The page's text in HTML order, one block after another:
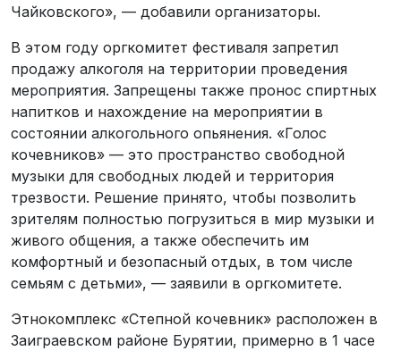
Чайковского», — добавили организаторы.
В этом году оргкомитет фестиваля запретил
продажу алкоголя на территории проведения
мероприятия. Запрещены также пронос спиртных
напитков и нахождение на мероприятии в
состоянии алкогольного опьянения. «Голос
кочевников» — это пространство свободной
музыки для свободных людей и территория
трезвости. Решение принято, чтобы позволить
зрителям полностью погрузиться в мир музыки и
живого общения, а также обеспечить им
комфортный и безопасный отдых, в том числе
семьям с детьми», — заявили в оргкомитете.
Этнокомплекс «Степной кочевник» расположен в
Заиграевском районе Бурятии, примерно в 1 часе